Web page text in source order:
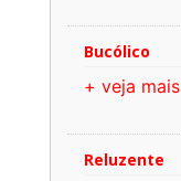
Bucólico
+ veja mais
Reluzente